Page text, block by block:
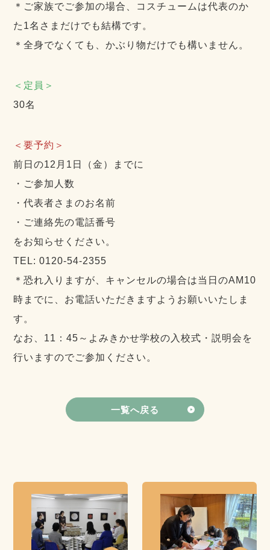
＊ご家族でご参加の場合、コスチュームは代表のか
た1名さまだけでも結構です。
＊全身でなくても、かぶり物だけでも構いません。
＜定員＞
30名
＜要予約＞
前日の12月1日（金）までに
・ご参加人数
・代表者さまのお名前
・ご連絡先の電話番号
をお知らせください。
TEL: 0120-54-2355
＊恐れ入りますが、キャンセルの場合は当日のAM10
時までに、お電話いただきますようお願いいたしま
す。
なお、11：45～よみきかせ学校の入校式・説明会を
行いますのでご参加ください。
一覧へ戻る